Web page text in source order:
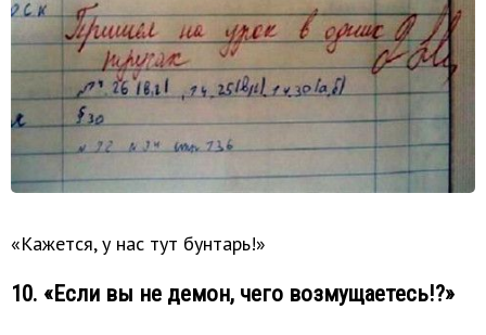
«Кажется, у нас тут бунтарь!»
10. «Если вы не демон, чего возмущаетесь!?»